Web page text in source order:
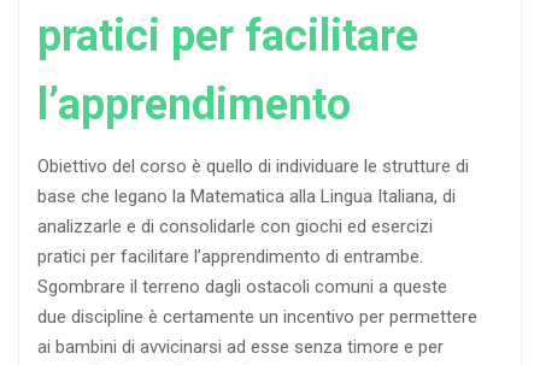
pratici per facilitare
l’apprendimento
Obiettivo del corso è quello di individuare le strutture di
base che legano la Matematica alla Lingua Italiana, di
analizzarle e di consolidarle con giochi ed esercizi
pratici per facilitare l’apprendimento di entrambe.
Sgombrare il terreno dagli ostacoli comuni a queste
due discipline è certamente un incentivo per permettere
ai bambini di avvicinarsi ad esse senza timore e per